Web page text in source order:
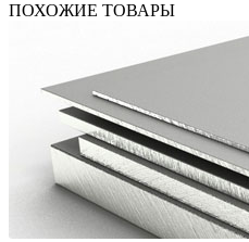
ПОХОЖИЕ ТОВАРЫ